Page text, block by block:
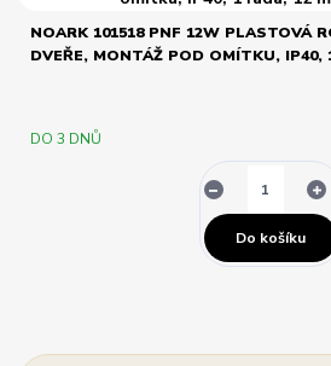
NOARK 101518 PNF 12W PLASTOVÁ
DVEŘE, MONTÁŽ POD OMÍTKU, IP40,
DO 3 DNŮ
Do košíku